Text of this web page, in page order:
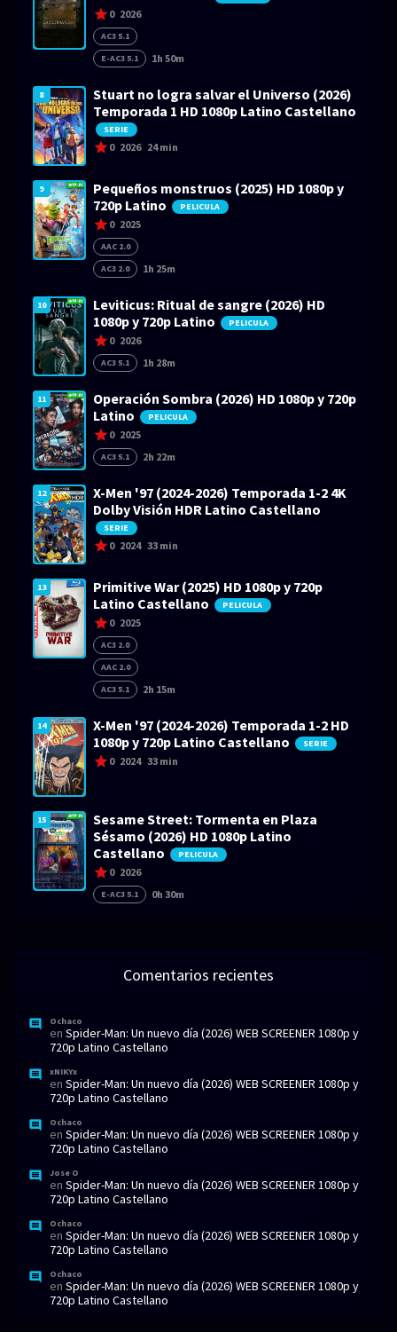
0 2026
AC3 5.1
E-AC3 5.1
1h 50m
8
Stuart no logra salvar el Universo (2026)
Temporada 1 HD 1080p Latino Castellano
SERIE
0 2026 24 min
9
Pequeños monstruos (2025) HD 1080p y
720p Latino
PELICULA
0 2025
AAC 2.0
AC3 2.0
1h 25m
10
Leviticus: Ritual de sangre (2026) HD
1080p y 720p Latino
PELICULA
0 2026
AC3 5.1 1h 28m
11
Operación Sombra (2026) HD 1080p y 720p
Latino
PELICULA
0 2025
AC3 5.1 2h 22m
12
X-Men '97 (2024-2026) Temporada 1-2 4K
Dolby Visión HDR Latino Castellano
SERIE
0 2024 33 min
13
Primitive War (2025) HD 1080p y 720p
Latino Castellano
PELICULA
0 2025
AC3 2.0
AAC 2.0
AC3 5.1
2h 15m
14
X-Men '97 (2024-2026) Temporada 1-2 HD
1080p y 720p Latino Castellano
SERIE
0 2024 33 min
15
Sesame Street: Tormenta en Plaza
Sésamo (2026) HD 1080p Latino
Castellano
PELICULA
0 2026
E-AC3 5.1 0h 30m
Comentarios recientes
Ochaco
en Spider-Man: Un nuevo día (2026) WEB SCREENER 1080p y
720p Latino Castellano
xNIKYx
en Spider-Man: Un nuevo día (2026) WEB SCREENER 1080p y
720p Latino Castellano
Ochaco
en Spider-Man: Un nuevo día (2026) WEB SCREENER 1080p y
720p Latino Castellano
Jose O
en Spider-Man: Un nuevo día (2026) WEB SCREENER 1080p y
720p Latino Castellano
Ochaco
en Spider-Man: Un nuevo día (2026) WEB SCREENER 1080p y
720p Latino Castellano
Ochaco
en Spider-Man: Un nuevo día (2026) WEB SCREENER 1080p y
720p Latino Castellano